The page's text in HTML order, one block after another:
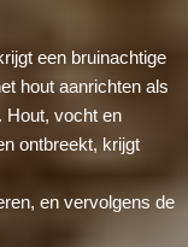
een bruinachtige
hout aanrichten als
Hout, vocht en
ontbreekt, krijgt
en vervolgens de